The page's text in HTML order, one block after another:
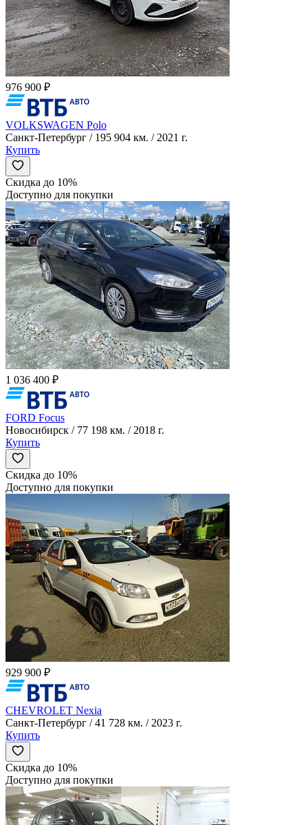
976 900 ₽
VOLKSWAGEN Polo
Санкт-Петербург / 195 904 км. / 2021 г.
Купить
Скидка до 10%
Доступно для покупки
1 036 400 ₽
FORD Focus
Новосибирск / 77 198 км. / 2018 г.
Купить
Скидка до 10%
Доступно для покупки
929 900 ₽
CHEVROLET Nexia
Санкт-Петербург / 41 728 км. / 2023 г.
Купить
Скидка до 10%
Доступно для покупки